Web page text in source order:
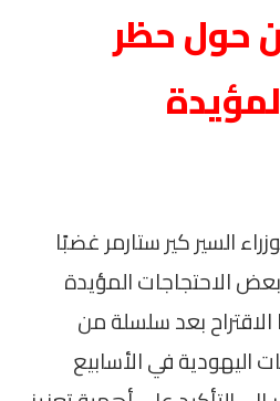
حول حظر
السير كير ستارمر غضبًا
الاحتجاجات المؤيدة
بعد سلسلة من
اليهودية في الأسابيع